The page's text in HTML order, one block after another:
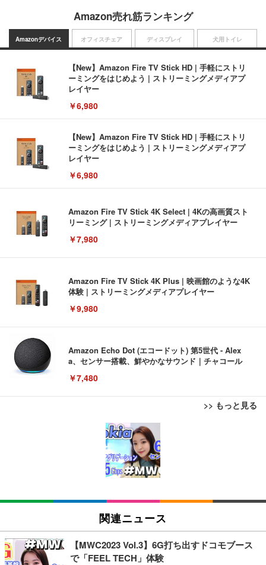
Amazon売れ筋ランキング
Amazonデバイス
【New】Amazon Fire TV Stick HD | 手軽にストリ
ーミングをはじめよう | ストリーミングメディアプ
レイヤー
￥6,980
【New】Amazon Fire TV Stick HD | 手軽にストリ
ーミングをはじめよう | ストリーミングメディアプ
レイヤー
￥6,980
Amazon Fire TV Stick 4K Select | 4Kの高画質スト
リーミング | ストリーミングメディアプレイヤー
￥7,980
Amazon Fire TV Stick 4K Plus | 映画館のような4K
体験 | ストリーミングメディアプレイヤー
￥9,980
Amazon Echo Dot (エコードット) 第5世代 - Alex
a、センサー搭載、鮮やかなサウンド｜チャコール
￥7,480
>> もっと見る
オフィスチェア
[EdoErgo] オフィスチェア 椅子 テレワーク 疲れな
い 跳ね上げ式アームレスト コンパクト 約105度ロッ
キング pc 事務椅子 360度回転 座面昇降 強化ナイロ
ン樹脂ベース 通気性メッシュ 在宅ワーク H-WY01
(黒網+黒枠+黒足)
SIHOO B100 オフィスチェア／デスクチェア メッシ
ュチェア 人間工学 疲れない ブラック
￥27,999
ディスプレイ
EIZO ビジネス向けプレミアムモニター | FlexScan
EV3240X-WT | 31.5型4K UHD・USB Type-C・ホワ
￥105,595
EIZO ビジネス向けプレミアムモニター | FlexScan
犬用トイレ
Amazonベーシック ペットシーツ 薄型 レギュラー 1
回使い捨て 無香料 ホワイト 300枚
Amazonベーシック ペットシーツ 厚型 ワイド 42枚
x2袋(84枚) ホワイト(吸収面:ライトブルー)
￥3,234
関連ニュース
【MWC2023 Vol.3】6G打ち出すドコモブース
で「FEEL TECH」体験